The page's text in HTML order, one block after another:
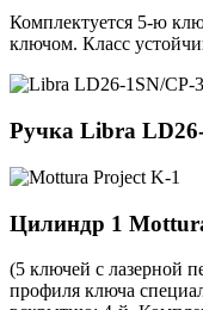
Комплектуется 5-ю
ключом. Класс
Ручка Libra
Цилиндр 1
(5 ключей с лазерной
профиля ключа